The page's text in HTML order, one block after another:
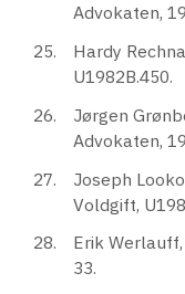
Advokaten,
Hardy
U1982B.450.
Jørgen
Advokaten,
Joseph
Voldgift,
Erik
33.